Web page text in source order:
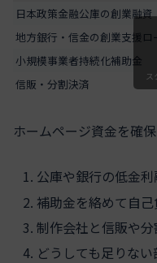
日本政策金融公庫の創業融資
地方銀行・信金の創業支援ロ
小規模事業者持続化補助金
信販・分割決済
ス
ホームページ資金を確
公庫や銀行の低金
補助金を絡めて自
制作会社と信販や
どうしても足りな